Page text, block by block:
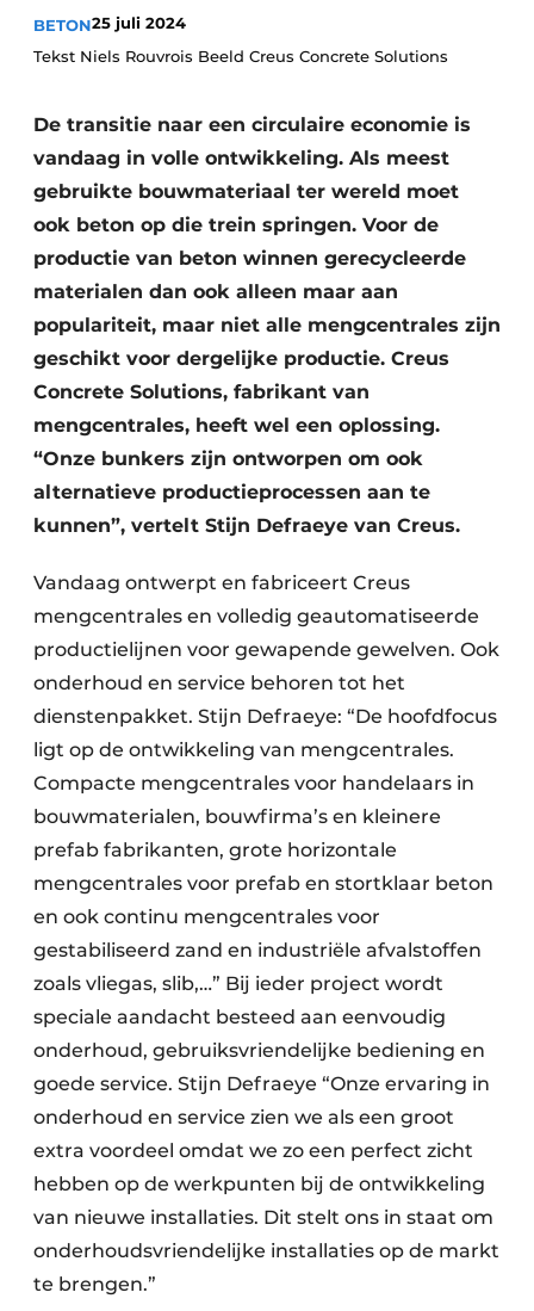
Vacatures
Video’s
BETON25 juli 2024
Tekst Niels Rouvrois Beeld Creus Concrete Solutions
De transitie naar een circulaire economie is
vandaag in volle ontwikkeling. Als meest
gebruikte bouwmateriaal ter wereld moet
ook beton op die trein springen. Voor de
productie van beton winnen gerecycleerde
materialen dan ook alleen maar aan
populariteit, maar niet alle mengcentrales zijn
geschikt voor dergelijke productie. Creus
Concrete Solutions, fabrikant van
mengcentrales, heeft wel een oplossing.
“Onze bunkers zijn ontworpen om ook
alternatieve productieprocessen aan te
kunnen”, vertelt Stijn Defraeye van Creus.
Vandaag ontwerpt en fabriceert Creus
mengcentrales en volledig geautomatiseerde
productielijnen voor gewapende gewelven. Ook
onderhoud en service behoren tot het
dienstenpakket. Stijn Defraeye: “De hoofdfocus
ligt op de ontwikkeling van mengcentrales.
Compacte mengcentrales voor handelaars in
bouwmaterialen, bouwfirma’s en kleinere
prefab fabrikanten, grote horizontale
mengcentrales voor prefab en stortklaar beton
en ook continu mengcentrales voor
gestabiliseerd zand en industriële afvalstoffen
zoals vliegas, slib,…” Bij ieder project wordt
speciale aandacht besteed aan eenvoudig
onderhoud, gebruiksvriendelijke bediening en
goede service. Stijn Defraeye “Onze ervaring in
onderhoud en service zien we als een groot
extra voordeel omdat we zo een perfect zicht
hebben op de werkpunten bij de ontwikkeling
van nieuwe installaties. Dit stelt ons in staat om
onderhoudsvriendelijke installaties op de markt
te brengen.”